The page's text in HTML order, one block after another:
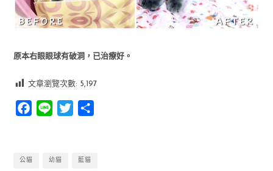
原本右眼眼球有破洞，已治療好。
文章瀏覽次數: 5,197
Facebook
Line Twitter
公貓 幼貓 藍貓